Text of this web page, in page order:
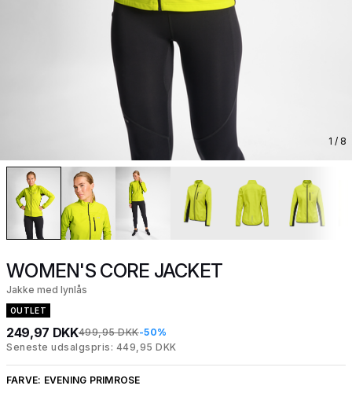
1 / 8
WOMEN'S CORE JACKET
Jakke med lynlås
OUTLET
249,97 DKK499,95 DKK-50%
Seneste udsalgspris: 449,95 DKK
FARVE: EVENING PRIMROSE